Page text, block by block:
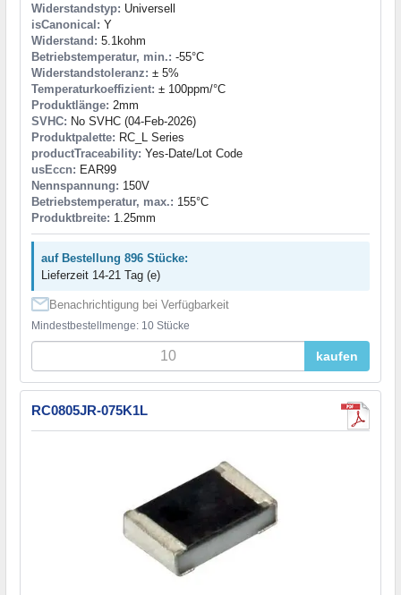
Widerstandstyp: Universell
isCanonical: Y
Widerstand: 5.1kohm
Betriebstemperatur, min.: -55°C
Widerstandstoleranz: ± 5%
Temperaturkoeffizient: ± 100ppm/°C
Produktlänge: 2mm
SVHC: No SVHC (04-Feb-2026)
Produktpalette: RC_L Series
productTraceability: Yes-Date/Lot Code
usEccn: EAR99
Nennspannung: 150V
Betriebstemperatur, max.: 155°C
Produktbreite: 1.25mm
auf Bestellung 896 Stücke:
Lieferzeit 14-21 Tag (e)
Benachrichtigung bei Verfügbarkeit
Mindestbestellmenge: 10 Stücke
kaufen
RC0805JR-075K1L